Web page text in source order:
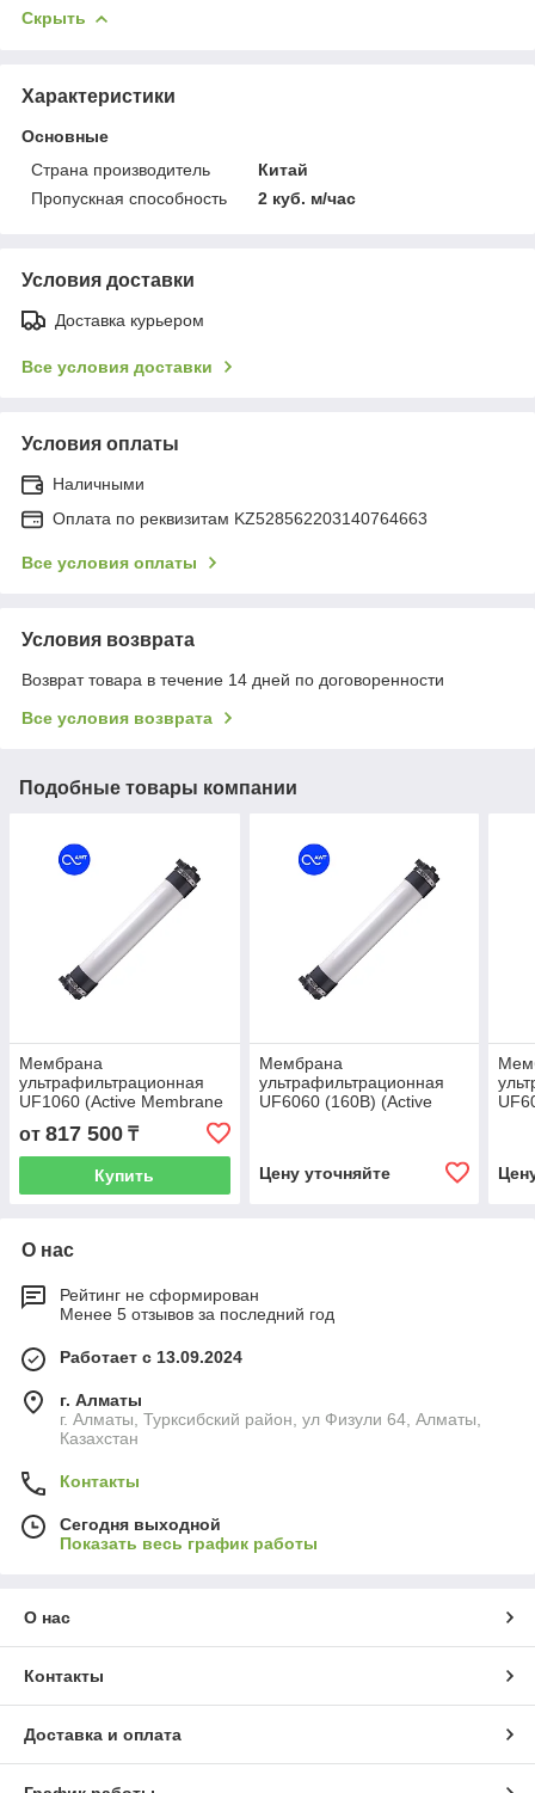
Скрыть
Характеристики
Основные
Страна производитель
Китай
Пропускная способность
2 куб. м/час
Условия доставки
Доставка курьером
Все условия доставки
Условия оплаты
Наличными
Оплата по реквизитам KZ528562203140764663
Все условия оплаты
Условия возврата
Возврат товара в течение 14 дней по договоренности
Все условия возврата
Подобные товары компании
Мембрана
ультрафильтрационная
UF1060 (Active Membrane
area 51 m2, PAN)
от 817 500 ₸
Купить
Мембрана
ультрафильтрационная
UF6060 (160B) (Active
Цену уточняйте
О нас
Рейтинг не сформирован
Менее 5 отзывов за последний год
Работает с 13.09.2024
г. Алматы
г. Алматы, Турксибский район, ул Физули 64, Алматы,
Казахстан
Контакты
Сегодня выходной
Показать весь график работы
О нас
Контакты
Доставка и оплата